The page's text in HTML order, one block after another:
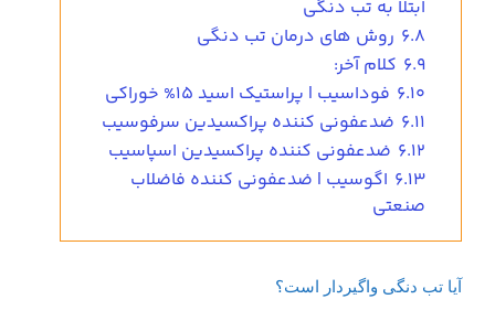
ابتلا به تب دنگی
6.8 روش های درمان تب دنگی
6.9 کلام آخر:
6.10 فوداسیب | پراستیک اسید 15% خوراکی
6.11 ضدعفونی کننده پراکسیدین سرفوسیب
6.12 ضدعفونی کننده پراکسیدین اسپاسیب
6.13 اگوسیب | ضدعفونی کننده فاضلاب
صنعتی
آیا تب دنگی واگیردار است؟